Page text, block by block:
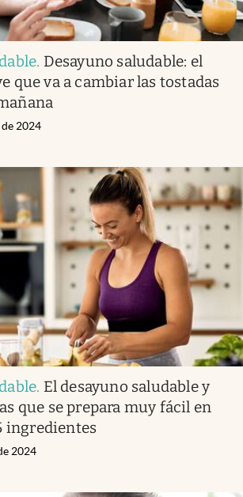
. Desayuno saludable: el
que va a cambiar las tostadas
2024
. El desayuno saludable y
que se prepara muy fácil en
ingredientes
2024